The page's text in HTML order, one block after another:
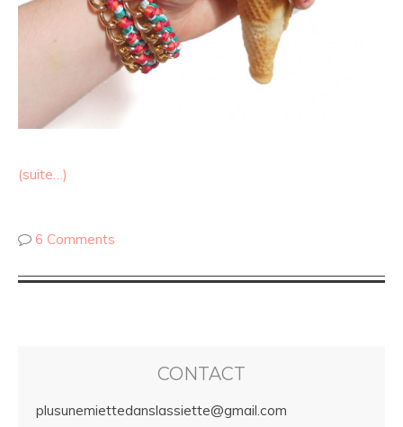
(suite…)
6 Comments
CONTACT
plusunemiettedanslassiette@gmail.com